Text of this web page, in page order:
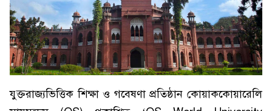
যুক্তরাজ্যভিত্তিক শিক্ষা ও গবেষণা প্রতিষ্ঠান কোয়াককোয়ারেলি